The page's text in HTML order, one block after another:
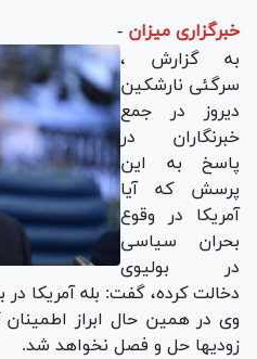
خبرگزاری میزان -
به گزارش ،
سرگئی نارشکین
دیروز در جمع
خبرنگاران در
پاسخ به این
پرسش که آیا
آمریکا در وقوع
بحران سیاسی
در بولیوی
دخالت کرده، گفت: بله آمریکا
وی در همین حال ابراز
زودیها حل و فصل نخواهد شد.